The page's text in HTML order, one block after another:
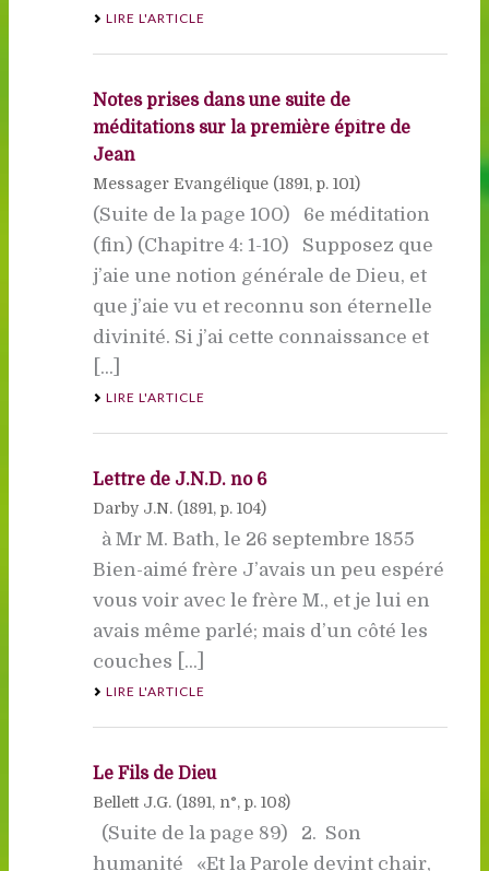
LIRE L'ARTICLE
Notes prises dans une suite de
méditations sur la première épître de
Jean
Messager Evangélique (1891, p. 101)
(Suite de la page 100) 6e méditation
(fin) (Chapitre 4: 1-10) Supposez que
j’aie une notion générale de Dieu, et
que j’aie vu et reconnu son éternelle
divinité. Si j’ai cette connaissance et
[...]
LIRE L'ARTICLE
Lettre de J.N.D. no 6
Darby J.N. (1891, p. 104)
à Mr M. Bath, le 26 septembre 1855
Bien-aimé frère J’avais un peu espéré
vous voir avec le frère M., et je lui en
avais même parlé; mais d’un côté les
couches [...]
LIRE L'ARTICLE
Le Fils de Dieu
Bellett J.G. (1891, n°, p. 108)
(Suite de la page 89) 2. Son
humanité «Et la Parole devint chair,